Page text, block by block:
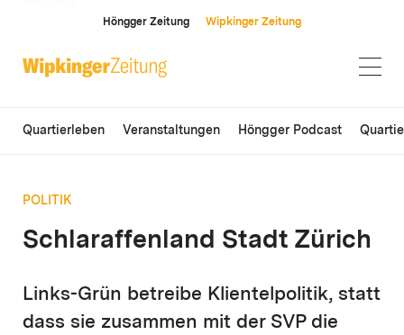
Höngger Zeitung Wipkinger Zeitung
Quartierleben Veranstaltungen Höngger Podcast
POLITIK
Schlaraffenland Stadt Zürich
Links-Grün betreibe Klientelpolitik, statt
dass sie zusammen mit der SVP die